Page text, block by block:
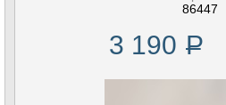
86447
3 190 Р